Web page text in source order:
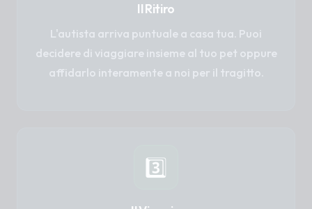
Il Ritiro
L'autista arriva puntuale a casa tua. Puoi
decidere di viaggiare insieme al tuo pet oppure
affidarlo interamente a noi per il tragitto.
3️⃣